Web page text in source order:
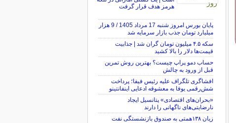
هرمز هدف قرار گرفت
پایان بورس امروز شنبه 17 مرداد 1405 / 9 هزار
میلیارد تومان جذب بازار سرمایه شد
سکه ۴.۵ میلیون تومان گران شد | جذابیت
قیمت‌ها دلار را بالا کشید
حساب دمو پراپ چیست؟ بهترین روش تمرین
قبل از ورود به چالش
افشاگری تلگراف علیه رئیس فیفا؛ پرداخت
شش‌رقمی یوفا به معشوقه ادعایی اینفانتینو
«بحران‌های اقتصادی» پتانسیل ایجاد
نارضایتی‌های ناگهانی را دارند
زیان ۱۳۸همتی به صندوق بازنشستگی نفت